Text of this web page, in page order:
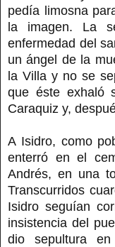
pedía limosna
la imagen. La
enfermedad del
un ángel de la
la Villa y no se
que éste exhaló
Caraquiz y,
A Isidro, como
enterró en el
Andrés, en una
Transcurridos
Isidro seguían
insistencia del
dio sepultura